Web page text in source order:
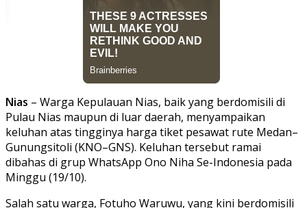
Nias – Warga Kepulauan Nias, baik yang berdomisili di
Pulau Nias maupun di luar daerah, menyampaikan
keluhan atas tingginya harga tiket pesawat rute Medan–
Gunungsitoli (KNO–GNS). Keluhan tersebut ramai
dibahas di grup WhatsApp Ono Niha Se-Indonesia pada
Minggu (19/10).
Salah satu warga, Fotuho Waruwu, yang kini berdomisili